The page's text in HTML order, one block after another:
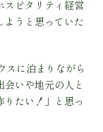
スピタリティ経営
ようと思っていた
スに泊まりながら
いや地元の人と
たい！」と思っ